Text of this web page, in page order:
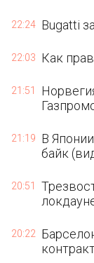
22:24 Bugatti
22:03 Как
21:51
21:19
В
байк
20:51
20:22